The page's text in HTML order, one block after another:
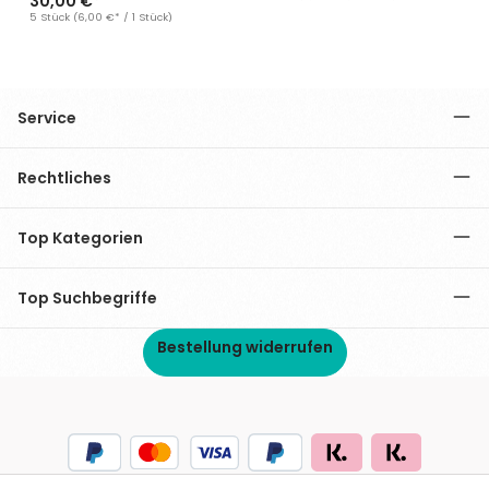
5 Stück (6,00 €* / 1 Stück)
Service
Rechtliches
Top Kategorien
Top Suchbegriffe
Bestellung widerrufen